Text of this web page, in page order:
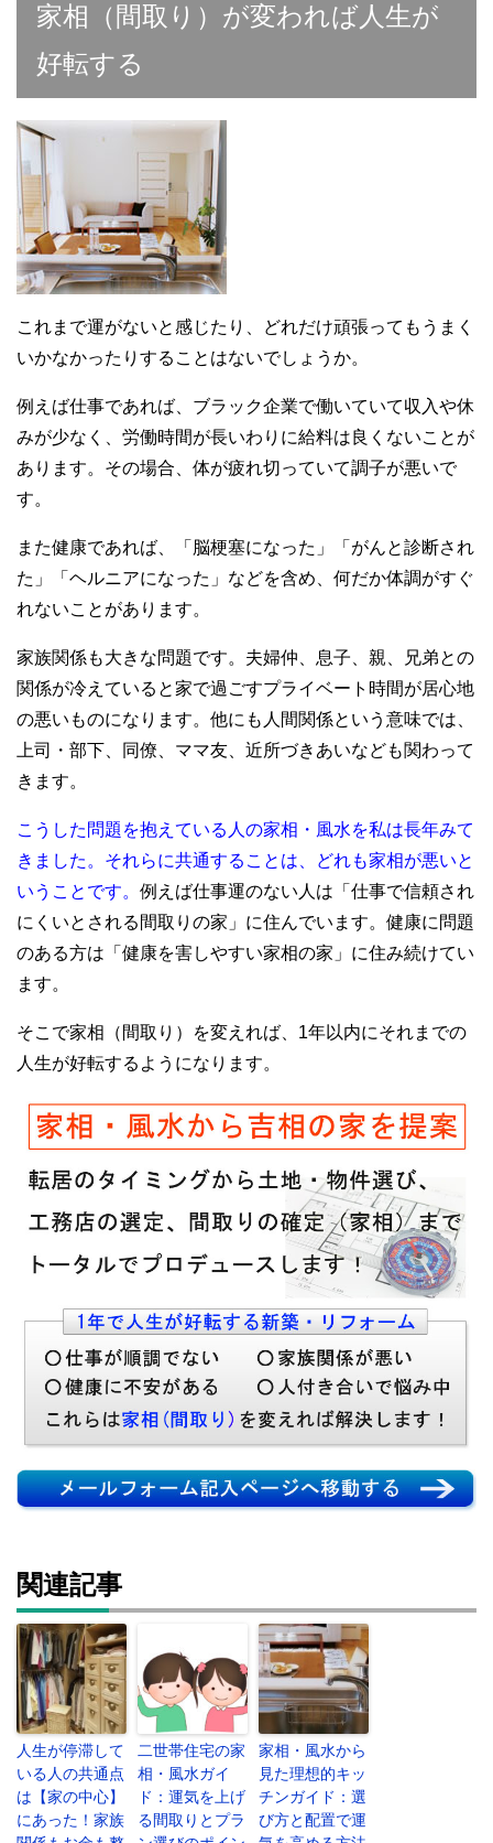
家相（間取り）が変われば人生が
好転する
これまで運がないと感じたり、どれだけ頑張ってもうまく
いかなかったりすることはないでしょうか。
例えば仕事であれば、ブラック企業で働いていて収入や休
みが少なく、労働時間が長いわりに給料は良くないことが
あります。その場合、体が疲れ切っていて調子が悪いで
す。
また健康であれば、「脳梗塞になった」「がんと診断され
た」「ヘルニアになった」などを含め、何だか体調がすぐ
れないことがあります。
家族関係も大きな問題です。夫婦仲、息子、親、兄弟との
関係が冷えていると家で過ごすプライベート時間が居心地
の悪いものになります。他にも人間関係という意味では、
上司・部下、同僚、ママ友、近所づきあいなども関わって
きます。
こうした問題を抱えている人の家相・風水を私は長年みて
きました。それらに共通することは、どれも家相が悪いと
いうことです。 例えば仕事運のない人は「仕事で信頼され
にくいとされる間取りの家」に住んでいます。健康に問題
のある方は「健康を害しやすい家相の家」に住み続けてい
ます。
そこで家相（間取り）を変えれば、1年以内にそれまでの
人生が好転するようになります。
関連記事
人生が停滞して
いる人の共通点
は【家の中心】
にあった！家族
二世帯住宅の家
相・風水ガイ
ド：運気を上げ
る間取りとプラ
家相・風水から
見た理想的キッ
チンガイド：選
び方と配置で運